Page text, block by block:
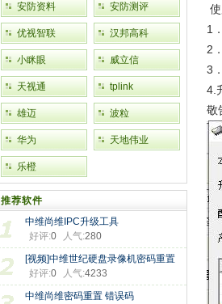
1
2
3
4.
敬
安防资料 安防测评
优视智联 汉邦高科
小眯眼 威立信
天视通 tplink
雄迈 波粒
华为 天地伟业
乐橙
推荐软件
中维尚维IPC升级工具
好评:0 人气:280
[视频]中维世纪硬盘录像机密码重置
好评:0 人气:4233
中维尚维密码重置 错误码